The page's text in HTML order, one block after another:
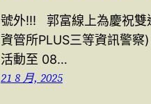
號外!!! 郭富線上為慶祝雙
資管所PLUS三等資訊警察
活動至 08…
21 8 月, 2025